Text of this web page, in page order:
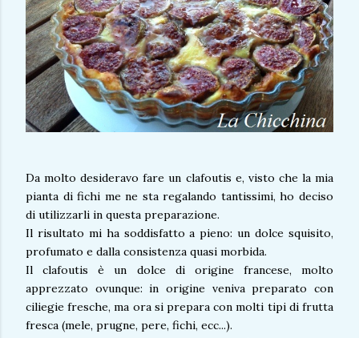
Da molto desideravo fare un clafoutis e, visto che la mia
pianta di fichi me ne sta regalando tantissimi, ho deciso
di utilizzarli in questa preparazione.
Il risultato mi ha soddisfatto a pieno: un dolce squisito,
profumato e dalla consistenza quasi morbida.
Il clafoutis è un dolce di origine francese, molto
apprezzato ovunque: in origine veniva preparato con
ciliegie fresche, ma ora si prepara con molti tipi di frutta
fresca (mele, prugne, pere, fichi, ecc...).